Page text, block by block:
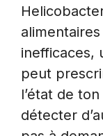
inefficaces,
peut
l’état de
détecter